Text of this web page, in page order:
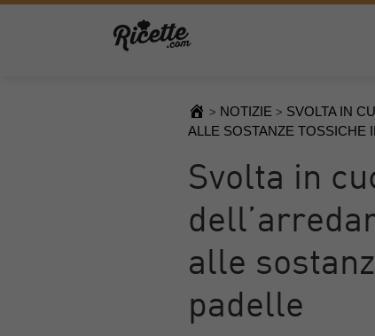
> NOTIZIE > SVOLTA IN
ALLE SOSTANZE TOSSICHE
Svolta in
alle
padelle